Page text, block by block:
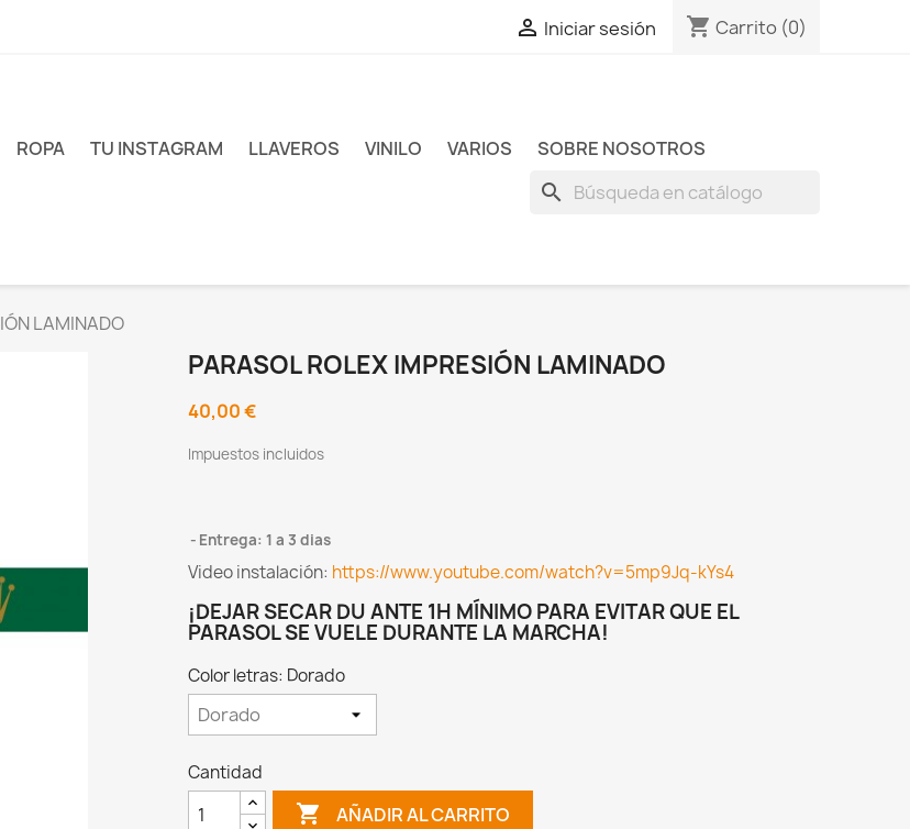
 Iniciar sesión shopping_cart Carrito (0)
ROPA TU INSTAGRAM LLAVEROS VINILO VARIOS SOBRE NOSOTROS
search
LAMINADO
PARASOL ROLEX IMPRESIÓN LAMINADO
40,00 €
Impuestos incluidos
Entrega: 1 a 3 dias
Video instalación: https://www.youtube.com/watch?v=5mp9Jq-kYs4
¡DEJAR SECAR DU ANTE 1H MÍNIMO PARA EVITAR QUE EL
PARASOL SE VUELE DURANTE LA MARCHA!
Color letras: Dorado
Cantidad
 AÑADIR AL CARRITO